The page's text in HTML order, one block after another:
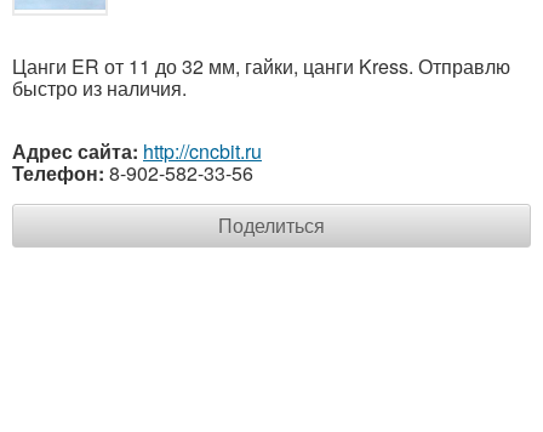
Цанги ER от 11 до 32 мм, гайки, цанги Kress. Отправлю
быстро из наличия.
Адрес сайта: http://cncbit.ru
Телефон: 8-902-582-33-56
Поделиться